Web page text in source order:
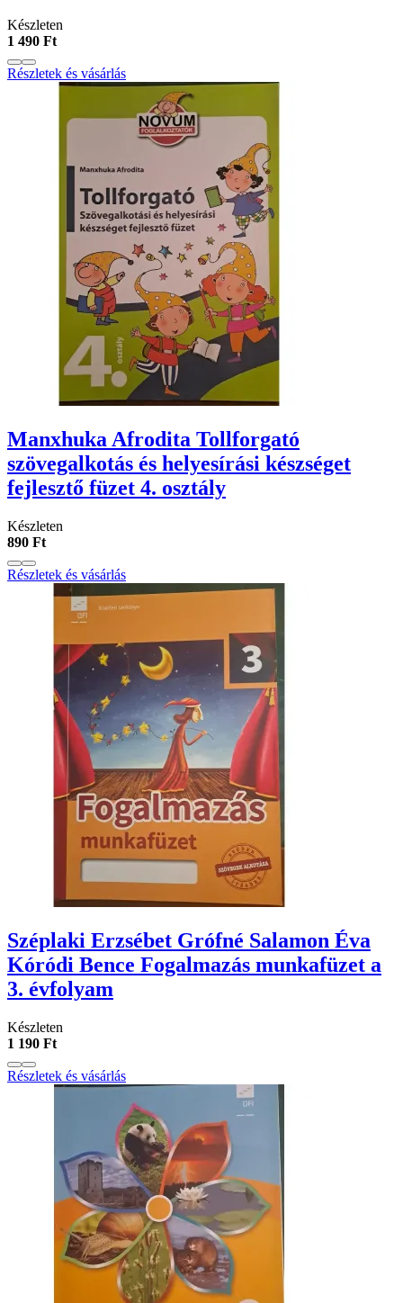
Készleten
1 490 Ft
Részletek és vásárlás
Manxhuka Afrodita Tollforgató
szövegalkotás és helyesírási készséget
fejlesztő füzet 4. osztály
Készleten
890 Ft
Részletek és vásárlás
Széplaki Erzsébet Grófné Salamon Éva
Kóródi Bence Fogalmazás munkafüzet a
3. évfolyam
Készleten
1 190 Ft
Részletek és vásárlás